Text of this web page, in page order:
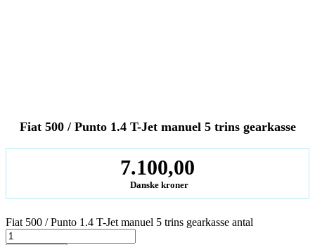
Fiat 500 / Punto 1.4 T-Jet manuel 5 trins gearkasse
7.100,00
Danske kroner
Fiat 500 / Punto 1.4 T-Jet manuel 5 trins gearkasse antal